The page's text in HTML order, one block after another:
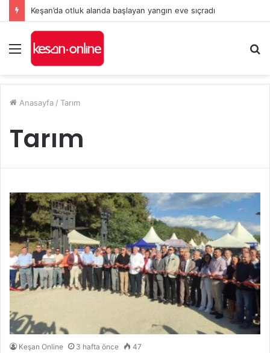
Keşan’da otluk alanda başlayan yangın eve sıçradı
Menü
...
Anasayfa / Tarım
Tarım
Keşan Online 3 hafta önce 47